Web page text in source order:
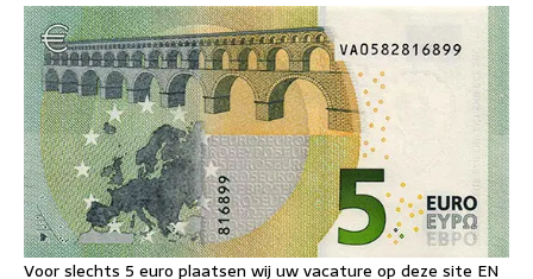
Voor slechts 5 euro plaatsen wij uw vacature op deze site EN